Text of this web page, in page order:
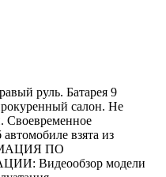
руль. Батарея 9
салон. Не
Своевременное
взята из
ПО
Видеообзор модели